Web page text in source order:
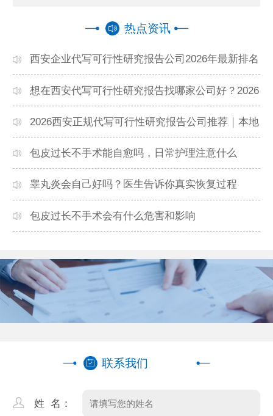
热点资讯
西安企业代写可行性研究报告公司2026年最新排名
与收费标准全面解析
想在西安代写可行性研究报告找哪家公司好？2026
本地靠谱机构精选指南
2026西安正规代写可行性研究报告公司推荐｜本地
专业编制团队快速出稿
包皮过长不手术能自愈吗，日常护理注意什么
睾丸炎会自己好吗？医生告诉你真实恢复过程
包皮过长不手术会有什么危害和影响
联系我们
姓 名：